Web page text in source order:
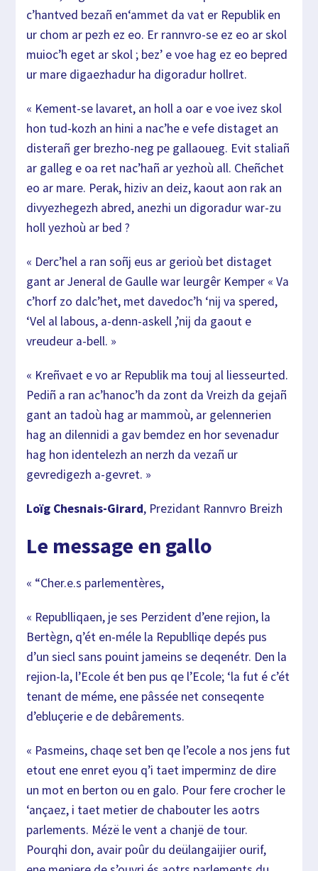
c’hantved bezañ en‘ammet da vat er Republik en
ur chom ar pezh ez eo. Er rannvro-se ez eo ar skol
muioc’h eget ar skol ; bez’ evoe hag ez eo bepred
ur mare digaezhadur ha digoradur hollret.
« Kement-se lavaret, an holl a oar e voe ivez skol
hon tud-kozh an hini a nac’he e vefe distaget an
disterañ ger brezho-neg pe gallaoueg. Evit staliañ
ar galleg e oa ret nac’hañ ar yezhoù all. Cheñchet
eo ar mare. Perak, hiziv an deiz, kaout aon rak an
divyezhegezh abred, anezhi un digoradur war-zu
holl yezhoù ar bed ?
« Derc’hel a ran soñj eus ar gerioù bet distaget
gant ar Jeneral de Gaulle war leurgêr Kemper « Va
c’horf zo dalc’het, met davedoc’h ‘nij va spered,
‘Vel al labous, a-denn-askell ,’nij da gaout e
vreudeur a-bell. »
« Kreñvaet e vo ar Republik ma touj al liesseurted.
Pediñ a ran ac’hanoc’h da zont da Vreizh da gejañ
gant an tadoù hag ar mammoù, ar gelennerien
hag an dilennidi a gav bemdez en hor sevenadur
hag hon identelezh an nerzh da vezañ ur
gevredigezh a-gevret. »
Loïg Chesnais-Girard, Prezidant Rannvro Breizh
Le message en gallo
« “Cher.e.s parlementères,
« Republliqaen, je ses Perzident d’ene rejion, la
Bertègn, q’ét en-méle la Republliqe depés pus
d’un siecl sans pouint jameins se deqenétr. Den la
rejion-la, l’Ecole ét ben pus qe l’Ecole; ‘la fut é c’ét
tenant de méme, ene pâssée net conseqente
d’ebluçerie e de debârements.
« Pasmeins, chaqe set ben qe l’ecole a nos jens fut
etout ene enret eyou q’i taet imperminz de dire
un mot en berton ou en galo. Pour fere crocher le
‘ançaez, i taet metier de chabouter les aotrs
parlements. Mézë le vent a chanjë de tour.
Pourqhi don, avair poûr du deülangaijier ourif,